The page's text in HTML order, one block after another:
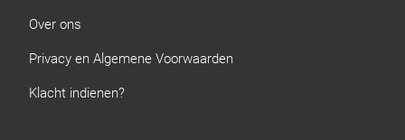
Over ons
Privacy en Algemene Voorwaarden
Klacht indienen?